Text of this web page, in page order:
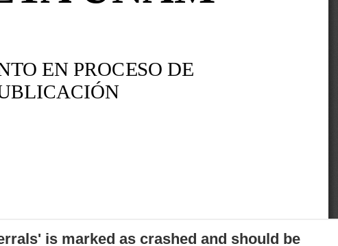
is marked as crashed and should be